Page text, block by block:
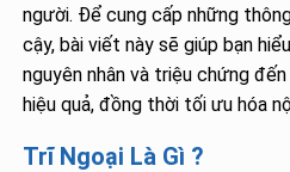
người. Để cung cấp những
cậy, bài viết này sẽ giúp bạn
nguyên nhân và triệu chứng
hiệu quả, đồng thời tối ưu hóa
Trĩ Ngoại Là Gì ?